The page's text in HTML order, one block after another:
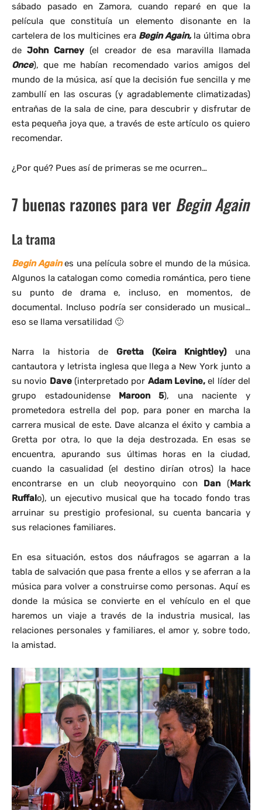
sábado pasado en Zamora, cuando reparé en que la
película que constituía un elemento disonante en la
cartelera de los multicines era Begin Again,la última obra
deJohn Carney(el creador de esa maravilla llamada
Once), que me habían recomendado varios amigos del
mundo de la música, así que la decisión fue sencilla y me
zambullí en las oscuras (y agradablemente climatizadas)
entrañas de la sala de cine, para descubrir y disfrutar de
esta pequeña joya que, a través de este artículo os quiero
recomendar.
¿Por qué? Pues así de primeras se me ocurren…
7 buenas razones para ver Begin Again
La trama
Begin Again es una película sobre el mundo de la música.
Algunos la catalogan como comedia romántica, pero tiene
su punto de drama e, incluso, en momentos, de
documental. Incluso podría ser considerado un musical…
eso se llama versatilidad 🙂
Narra la historia deGretta (Keira Knightley)una
cantautora y letrista inglesa que llega a New York junto a
su novio Dave(interpretado por Adam Levine, el líder del
grupo estadounidense Maroon 5), una naciente y
prometedora estrella del pop, para poner en marcha la
carrera musical de este. Dave alcanza el éxito y cambia a
Gretta por otra, lo que la deja destrozada. En esas se
encuentra, apurando sus últimas horas en la ciudad,
cuando la casualidad (el destino dirían otros) la hace
encontrarse en un club neoyorquino con Dan (Mark
Ruffalo), un ejecutivo musical que ha tocado fondo tras
arruinar su prestigio profesional, su cuenta bancaria y
sus relaciones familiares.
En esa situación, estos dos náufragos se agarran a la
tabla de salvación que pasa frente a ellos y se aferran a la
música para volver a construirse como personas. Aquí es
donde la música se convierte en el vehículo en el que
haremos un viaje a través de la industria musical, las
relaciones personales y familiares, el amor y, sobre todo,
la amistad.